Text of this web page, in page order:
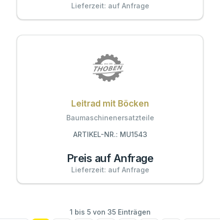
Lieferzeit: auf Anfrage
Leitrad mit Böcken
Baumaschinenersatzteile
ARTIKEL-NR.: MU1543
Preis auf Anfrage
Lieferzeit: auf Anfrage
1 bis 5 von 35 Einträgen